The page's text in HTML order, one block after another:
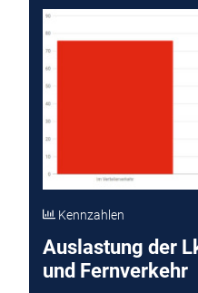
Kennzahlen
Auslastung der
und Fernverkehr